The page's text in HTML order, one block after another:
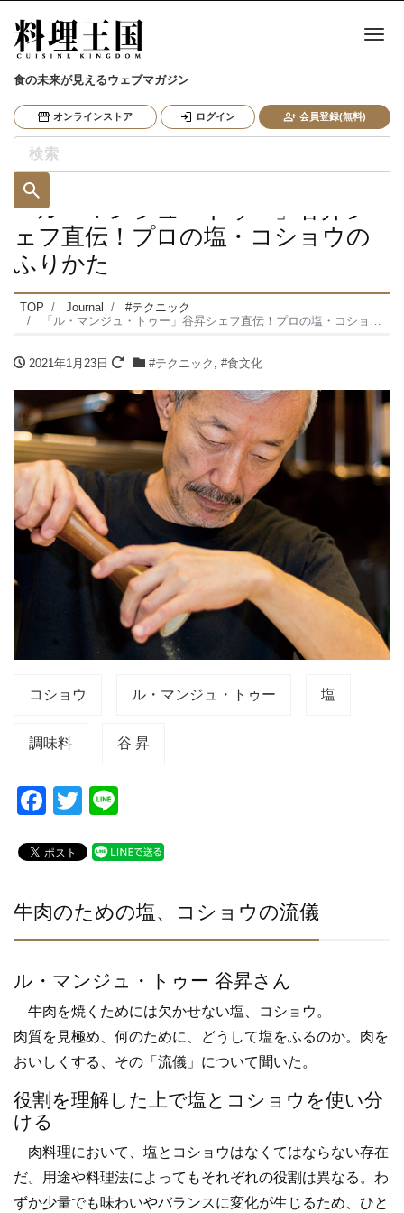
食の未来が見えるウェブマガジン
オンラインストア ログイン 会員登録(無料)
ナ
「ル・マンジュ・トゥー」谷昇シ
ェフ直伝！プロの塩・コショウの
ふりかた
TOP Journal
#テクニック
「ル・マンジュ・トゥー」谷昇シェフ直伝！プロの塩・コショウのふりかた
2021年1月23日 #テクニック , #食文化
コショウ ル・マンジュ・トゥー 塩
調味料 谷 昇
F
c
b
o
o
k
T
tt
e
牛肉のための塩、コショウの流儀
ル・マンジュ・トゥー 谷昇さん
牛肉を焼くためには欠かせない塩、コショウ。
肉質を見極め、何のために、どうして塩をふるのか。肉を
おいしくする、その「流儀」について聞いた。
役割を理解した上で塩とコショウを使い分
ける
肉料理において、塩とコショウはなくてはならない存在
だ。用途や料理法によってもそれぞれの役割は異なる。わ
ずか少量でも味わいやバランスに変化が生じるため、ひと